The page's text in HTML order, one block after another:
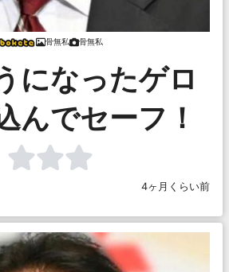
骨無私 骨無私
になったゲロ
んでセーフ！
4ヶ月くらい前